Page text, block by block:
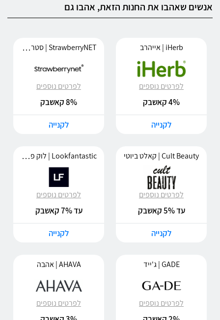
אנשים שאהבו את החנות הזאת, אהבו גם
iHerb | אייהרב
לפרטים נוספים
4% קאשבק
לקנייה
StrawberryNET | סטרוברינט
לפרטים נוספים
8% קאשבק
לקנייה
Cult Beauty | קאלט ביוטי
לפרטים נוספים
עד 5% קאשבק
לקנייה
Lookfantastic | לוק פנטסטיק
לפרטים נוספים
עד 7% קאשבק
לקנייה
GADE | ג'ייד
לפרטים נוספים
AHAVA | אהבה
לפרטים נוספים